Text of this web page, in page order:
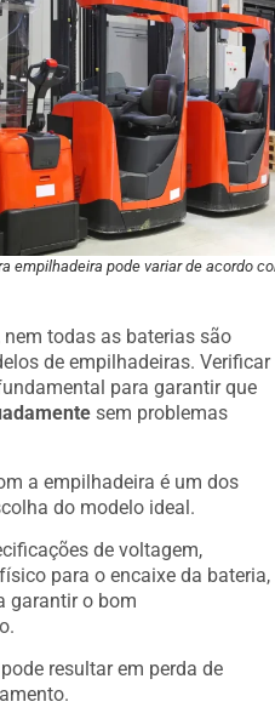
empilhadeira pode variar de acordo
todas as baterias são
de empilhadeiras. Verificar
para garantir que
sem problemas
a empilhadeira é um dos
do modelo ideal.
de voltagem,
para o encaixe da bateria,
garantir o bom
resultar em perda de